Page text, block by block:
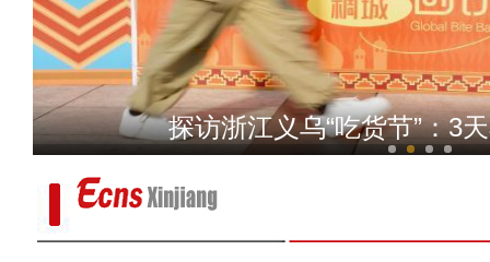
我从新疆来丨“赛米米”用
探访浙江义乌“吃货节”：3